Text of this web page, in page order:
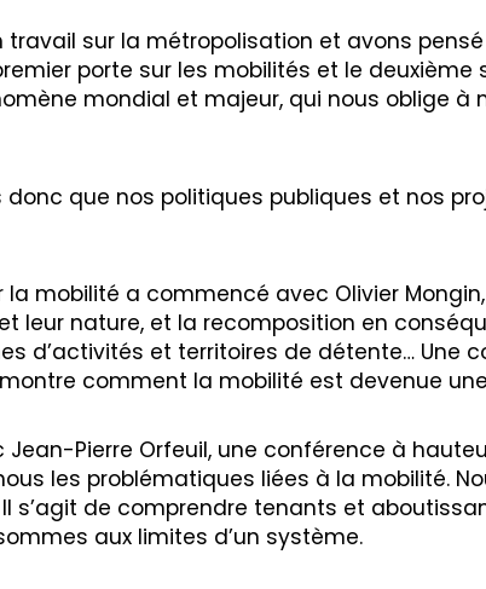
travail sur la métropolisation et avons
porte sur les mobilités et le
mondial et majeur, qui nous oblige à
donc que nos politiques publiques et nos
la mobilité a commencé avec Olivier
leur nature, et la recomposition en
d’activités et territoires de détente…
comment la mobilité est devenue
Jean-Pierre Orfeuil, une conférence à
les problématiques liées à la mobilité.
s’agit de comprendre tenants et
aux limites d’un système.